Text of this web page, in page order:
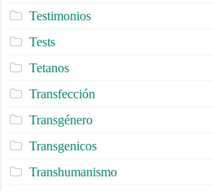
Testimonios
Tests
Tetanos
Transfección
Transgénero
Transgenicos
Transhumanismo